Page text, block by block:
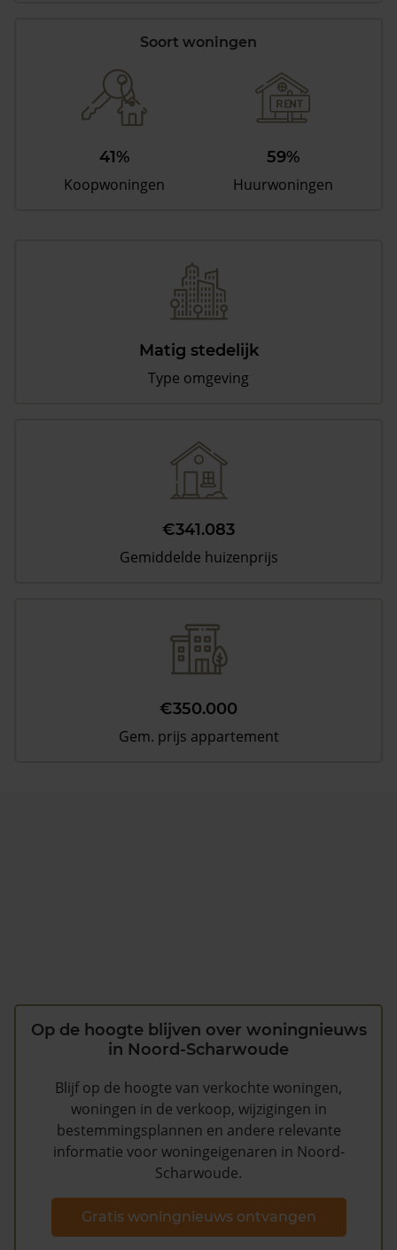
Soort woningen
41%
Koopwoningen
59%
Huurwoningen
Matig stedelijk
Type omgeving
€341.083
Gemiddelde huizenprijs
€350.000
Gem. prijs appartement
Op de hoogte blijven over woningnieuws
in Noord-Scharwoude
Blijf op de hoogte van verkochte woningen,
woningen in de verkoop, wijzigingen in
bestemmingsplannen en andere relevante
informatie voor woningeigenaren in Noord-
Scharwoude.
Gratis woningnieuws ontvangen